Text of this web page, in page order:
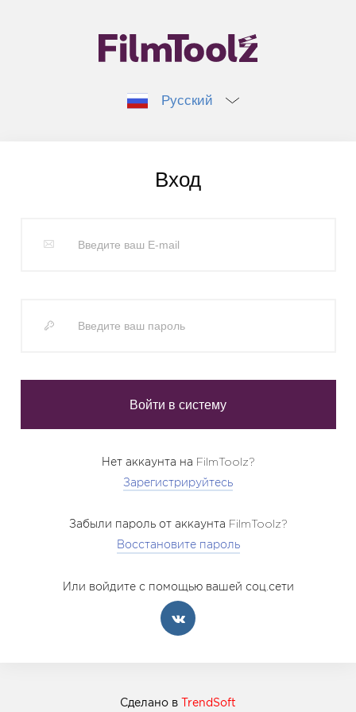
Русский
Вход
Нет аккаунта на FilmToolz?
Зарегистрируйтесь
Забыли пароль от аккаунта FilmToolz?
Восстановите пароль
Или войдите с помощью вашей соц.сети
Сделано в TrendSoft